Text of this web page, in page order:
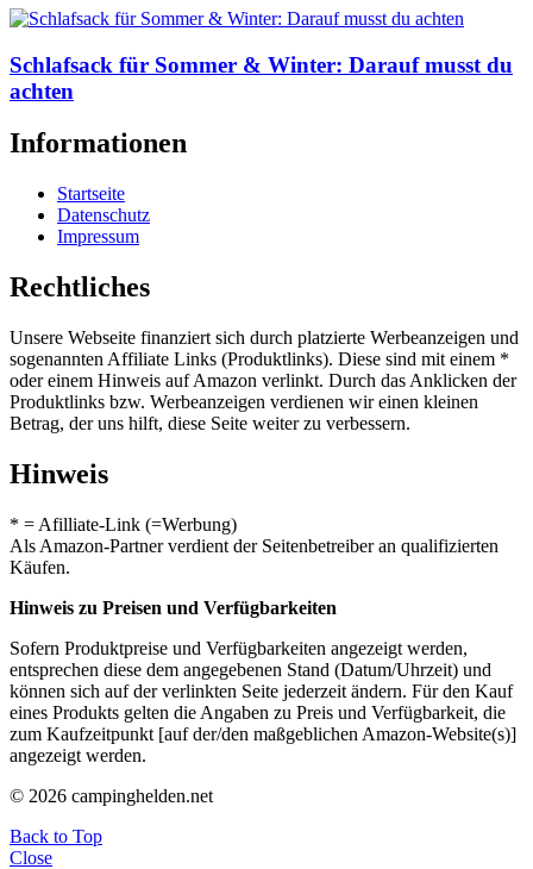
Schlafsack für Sommer & Winter: Darauf musst du
achten
Informationen
Startseite
Datenschutz
Impressum
Rechtliches
Unsere Webseite finanziert sich durch platzierte Werbeanzeigen und
sogenannten Affiliate Links (Produktlinks). Diese sind mit einem *
oder einem Hinweis auf Amazon verlinkt. Durch das Anklicken der
Produktlinks bzw. Werbeanzeigen verdienen wir einen kleinen
Betrag, der uns hilft, diese Seite weiter zu verbessern.
Hinweis
* = Afilliate-Link (=Werbung)
Als Amazon-Partner verdient der Seitenbetreiber an qualifizierten
Käufen.
Hinweis zu Preisen und Verfügbarkeiten
Sofern Produktpreise und Verfügbarkeiten angezeigt werden,
entsprechen diese dem angegebenen Stand (Datum/Uhrzeit) und
können sich auf der verlinkten Seite jederzeit ändern. Für den Kauf
eines Produkts gelten die Angaben zu Preis und Verfügbarkeit, die
zum Kaufzeitpunkt [auf der/den maßgeblichen Amazon-Website(s)]
angezeigt werden.
© 2026 campinghelden.net
Back to Top
Close